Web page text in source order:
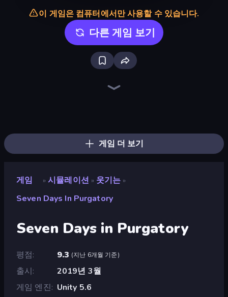
이 게임은 컴퓨터에서만 사용할 수 있습니다.
다른 게임 보기
게임 더 보기
게임 » 시뮬레이션 » 웃기는 »
Seven Days In Purgatory
Seven Days in Purgatory
평점 9.3 (지난 6개월 기준)
출시
2019년 3월
게임 엔진
Unity 5.6